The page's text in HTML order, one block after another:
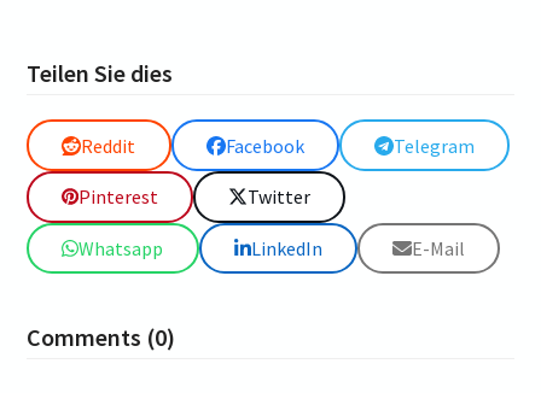
Teilen Sie dies
Reddit Facebook Telegram
Pinterest Twitter
Whatsapp LinkedIn E-Mail
Comments (0)